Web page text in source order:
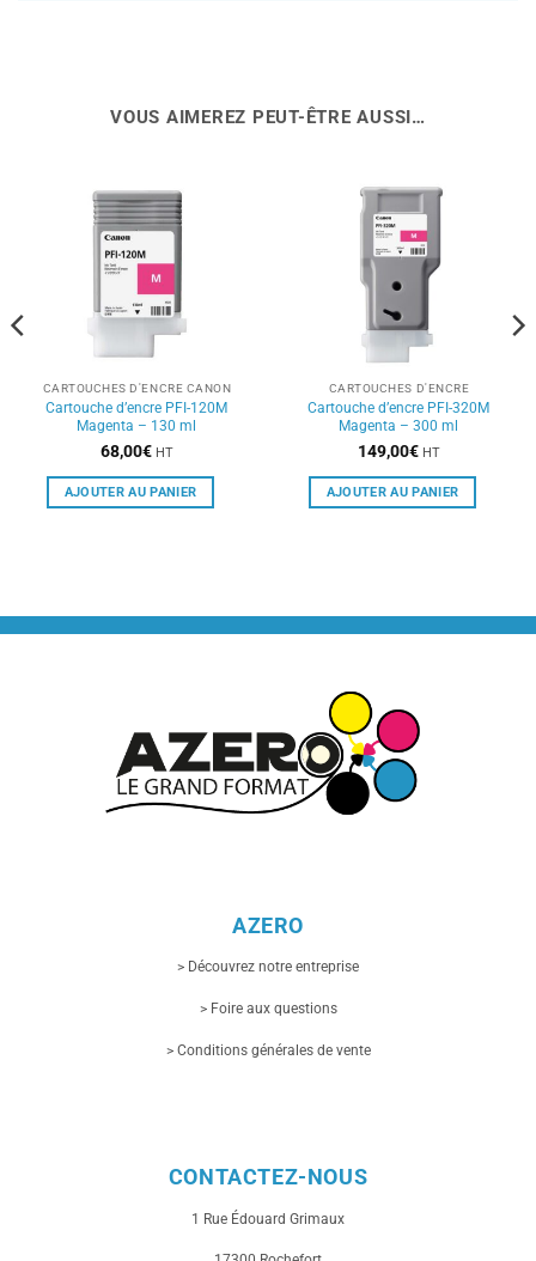
VOUS AIMEREZ PEUT-ÊTRE AUSSI…
CARTOUCHES D'ENCRE CANON
Cartouche d’encre PFI-120M
Magenta – 130 ml
68,00€ HT
AJOUTER AU PANIER
CARTOUCHES D'ENCRE
Cartouche d’encre PFI-320M
Magenta – 300 ml
149,00€ HT
AJOUTER AU PANIER
AZERO
> Découvrez notre entreprise
> Foire aux questions
> Conditions générales de vente
CONTACTEZ-NOUS
1 Rue Édouard Grimaux